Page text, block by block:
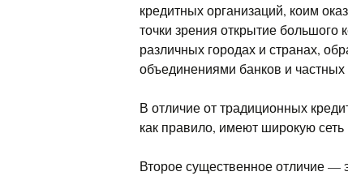
кредитных организаций, коим
точки зрения открытие большого
различных городах и странах,
объединениями банков и
В отличие от традиционных
как правило, имеют широкую сеть
Второе существенное отличие —